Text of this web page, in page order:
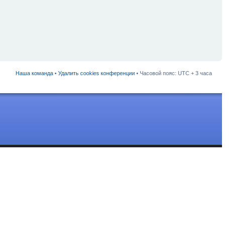
Наша команда • Удалить cookies конференции • Часовой пояс: UTC + 3 часа